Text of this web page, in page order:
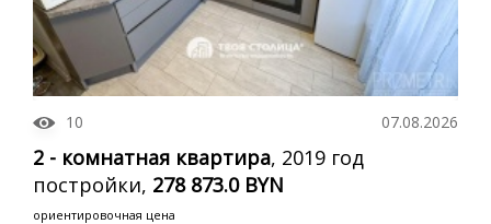
10 07.08.2026
2 - комнатная квартира, 2019 год
постройки, 278 873.0 BYN
ориентировочная цена